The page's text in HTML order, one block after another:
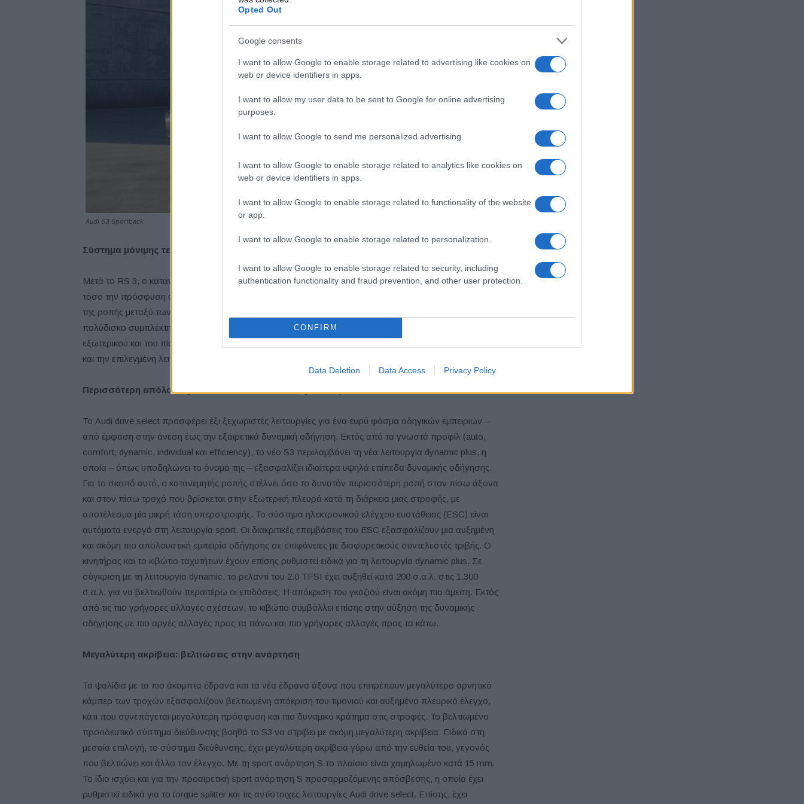
Opted Out
Google consents
I want to allow Google to enable storage related to advertising like cookies on
web or device identifiers in apps.
I want to allow my user data to be sent to Google for online advertising
purposes.
I want to allow Google to send me personalized advertising.
I want to allow Google to enable storage related to analytics like cookies on
web or device identifiers in apps.
I want to allow Google to enable storage related to functionality of the website
or app.
I want to allow Google to enable storage related to personalization.
I want to allow Google to enable storage related to security, including
authentication functionality and fraud prevention, and other user protection.
CONFIRM
Data Deletion Data Access Privacy Policy
Audi S3 Sportback
Σύστημα μόνιμης τετρακίνησης
Μετά το RS 3, ο κατανεμητής ροπής (torque splitter) είναι τώρα διαθέσιμος και στο S3, αυξάνοντας
τόσο την πρόσφυση όσο και το κράτημα. Αυτή η τεχνολογία επιτρέπει την πλήρως μεταβλητή κατανομή
της ροπής μεταξύ των δύο πίσω τροχών. Το torque splitter χρησιμοποιεί έναν ηλεκτρονικά ελεγχόμενο
πολύδισκο συμπλέκτη σε κάθε πίσω ημιαξόνιο για τη βέλτιστη κατανομή της ροπής μεταξύ του πίσω
εξωτερικού και του πίσω εσωτερικού τροχού κατά τη διάρκεια μιας στροφής – ανάλογα με τις συνθήκες
και την επιλεγμένη λειτουργία Audi drive select.
Περισσότερη απόλαυση
Το Audi drive select προσφέρει έξι ξεχωριστές λειτουργίες για ένα ευρύ φάσμα οδηγικών εμπειριών –
από έμφαση στην άνεση έως την εξαιρετικά δυναμική οδήγηση. Εκτός από τα γνωστά προφίλ (auto,
comfort, dynamic, individual και efficiency), το νέο S3 περιλαμβάνει τη νέα λειτουργία dynamic plus, η
οποία – όπως υποδηλώνει το όνομά της – εξασφαλίζει ιδιαίτερα υψηλά επίπεδα δυναμικής οδήγησης.
Για το σκοπό αυτό, ο κατανεμητής ροπής στέλνει όσο το δυνατόν περισσότερη ροπή στον πίσω άξονα
και στον πίσω τροχό που βρίσκεται στην εξωτερική πλευρά κατά τη διάρκεια μιας στροφής, με
αποτέλεσμα μία μικρή τάση υπερστροφής. Το σύστημα ηλεκτρονικού ελέγχου ευστάθειας (ESC) είναι
αυτόματα ενεργό στη λειτουργία sport. Οι διακριτικές επεμβάσεις του ESC εξασφαλίζουν μια αυξημένη
και ακόμη πιο απολαυστική εμπειρία οδήγησης σε επιφάνειες με διαφορετικούς συντελεστές τριβής. Ο
κινητήρας και το κιβώτιο ταχυτήτων έχουν επίσης ρυθμιστεί ειδικά για τη λειτουργία dynamic plus. Σε
σύγκριση με τη λειτουργία dynamic, το ρελαντί του 2.0 TFSI έχει αυξηθεί κατά 200 σ.α.λ. στις 1.300
σ.α.λ. για να βελτιωθούν περαιτέρω οι επιδόσεις. Η απόκριση του γκαζιού είναι ακόμη πιο άμεση. Εκτός
από τις πιο γρήγορες αλλαγές σχέσεων, το κιβώτιο συμβάλλει επίσης στην αύξηση της δυναμικής
οδήγησης με πιο αργές αλλαγές προς τα πάνω και πιο γρήγορες αλλαγές προς τα κάτω.
Μεγαλύτερη ακρίβεια: βελτιώσεις στην ανάρτηση
Τα ψαλίδια με τα πιο άκαμπτα έδρανα και τα νέα έδρανα άξονα που επιτρέπουν μεγαλύτερο αρνητικό
κάμπερ των τροχών εξασφαλίζουν βελτιωμένη απόκριση του τιμονιού και αυξημένο πλευρικό έλεγχο,
κάτι που συνεπάγεται μεγαλύτερη πρόσφυση και πιο δυναμικό κράτημα στις στροφές. Το βελτιωμένο
προοδευτικό σύστημα διεύθυνσης βοηθά το S3 να στρίβει με ακόμη μεγαλύτερη ακρίβεια. Ειδικά στη
μεσαία επιλογή, το σύστημα διεύθυνσης, έχει μεγαλύτερη ακρίβεια γύρω από την ευθεία του, γεγονός
που βελτιώνει και άλλο τον έλεγχο. Με τη sport ανάρτηση S το πλαίσιο είναι χαμηλωμένο κατά 15 mm.
Το ίδιο ισχύει και για την προαιρετική sport ανάρτηση S προσαρμοζόμενης απόσβεσης, η οποία έχει
ρυθμιστεί ειδικά για το torque splitter και τις αντίστοιχες λειτουργίες Audi drive select. Επίσης, έχει